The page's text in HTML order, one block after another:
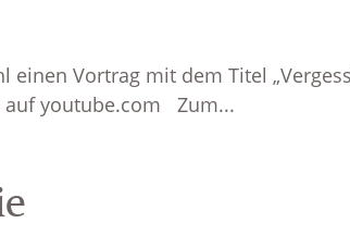
einen Vortrag mit dem Titel
auf youtube.com Zum...